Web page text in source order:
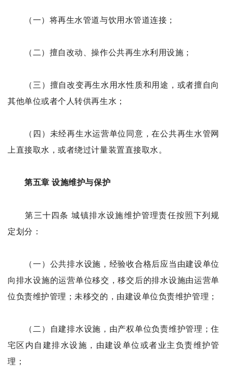
（一）将再生水管道与饮用水管道连接；
（二）擅自改动、操作公共再生水利用设施；
（三）擅自改变再生水用水性质和用途，或者擅自向
其他单位或者个人转供再生水；
（四）未经再生水运营单位同意，在公共再生水管网
上直接取水，或者绕过计量装置直接取水。
第五章 设施维护与保护
第三十四条 城镇排水设施维护管理责任按照下列规
定划分：
（一）公共排水设施，经验收合格后应当由建设单位
向排水设施的运营单位移交，移交后的排水设施由运营单
位负责维护管理；未移交的，由建设单位负责维护管理；
（二）自建排水设施，由产权单位负责维护管理；住
宅区内自建排水设施，由建设单位或者业主负责维护管
理；